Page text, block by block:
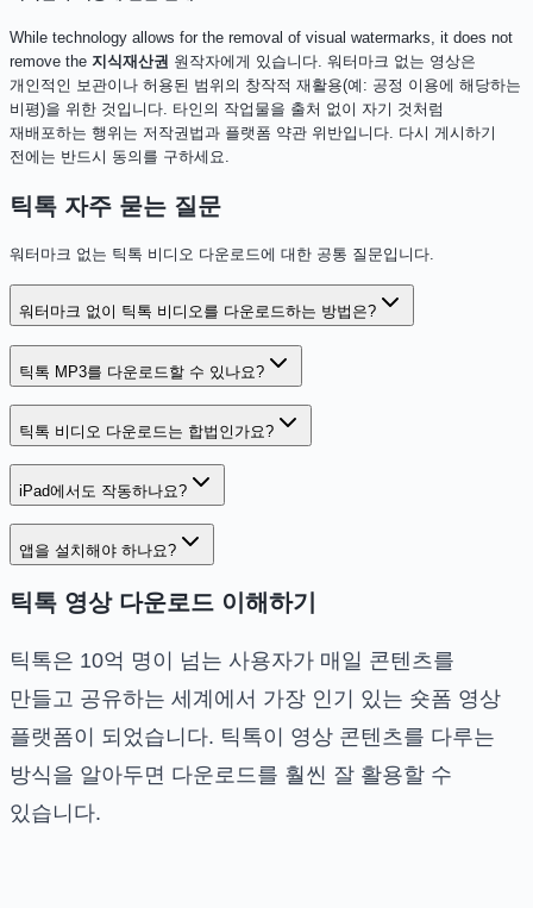
While technology allows for the removal of visual watermarks, it does not
remove the 지식재산권 원작자에게 있습니다. 워터마크 없는 영상은
개인적인 보관이나 허용된 범위의 창작적 재활용(예: 공정 이용에 해당하는
비평)을 위한 것입니다. 타인의 작업물을 출처 없이 자기 것처럼
재배포하는 행위는 저작권법과 플랫폼 약관 위반입니다. 다시 게시하기
전에는 반드시 동의를 구하세요.
틱톡 자주 묻는 질문
워터마크 없는 틱톡 비디오 다운로드에 대한 공통 질문입니다.
워터마크 없이 틱톡 비디오를 다운로드하는 방법은?
틱톡 MP3를 다운로드할 수 있나요?
틱톡 비디오 다운로드는 합법인가요?
iPad에서도 작동하나요?
앱을 설치해야 하나요?
틱톡 영상 다운로드 이해하기
틱톡은 10억 명이 넘는 사용자가 매일 콘텐츠를
만들고 공유하는 세계에서 가장 인기 있는 숏폼 영상
플랫폼이 되었습니다. 틱톡이 영상 콘텐츠를 다루는
방식을 알아두면 다운로드를 훨씬 잘 활용할 수
있습니다.